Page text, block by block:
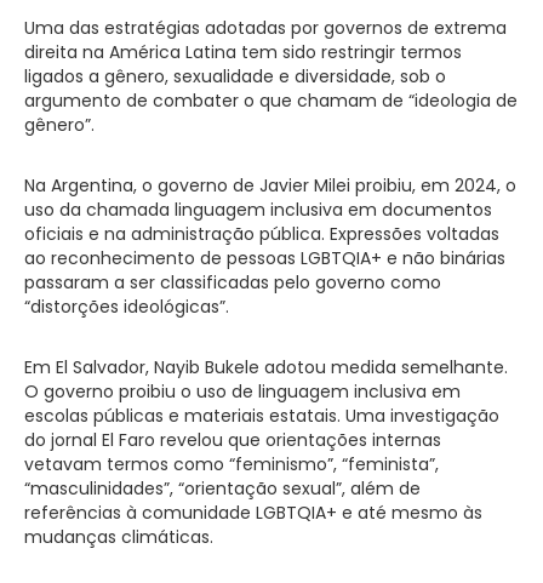
Uma das estratégias adotadas por governos de extrema
direita na América Latina tem sido restringir termos
ligados a gênero, sexualidade e diversidade, sob o
argumento de combater o que chamam de “ideologia de
gênero”.
Na Argentina, o governo de Javier Milei proibiu, em 2024, o
uso da chamada linguagem inclusiva em documentos
oficiais e na administração pública. Expressões voltadas
ao reconhecimento de pessoas LGBTQIA+ e não binárias
passaram a ser classificadas pelo governo como
“distorções ideológicas”.
Em El Salvador, Nayib Bukele adotou medida semelhante.
O governo proibiu o uso de linguagem inclusiva em
escolas públicas e materiais estatais. Uma investigação
do jornal El Faro revelou que orientações internas
vetavam termos como “feminismo”, “feminista”,
“masculinidades”, “orientação sexual”, além de
referências à comunidade LGBTQIA+ e até mesmo às
mudanças climáticas.